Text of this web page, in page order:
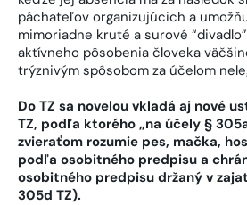
páchateľov organizujúcich a
mimoriadne kruté a surové
aktívneho pôsobenia človeka
trýznivým spôsobom za účelom
Do TZ sa novelou vkladá aj nové
TZ, podľa ktorého „na účely §
zvieraťom rozumie pes, mačka,
podľa osobitného predpisu a
osobitného predpisu držaný v
305d TZ).